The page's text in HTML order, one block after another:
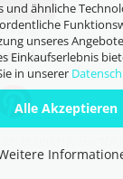
und ähnliche
unseres
Einkaufserlebnis
in unserer
Alle Akzeptieren